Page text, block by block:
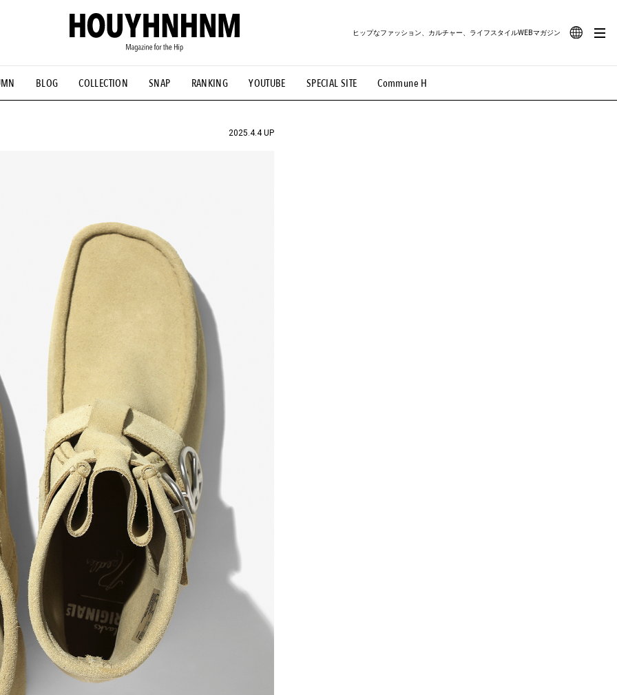
BLOG COLLECTION SNAP RANKING YOUTUBE SPECIAL SITE Commune H
ヒップなファッション、カルチャー、ライフスタイルWEBマガジン
#古着サミット #NEW VINTAGE #マイナーグッド図鑑 #路地裏てぃーん。 #MONTHLY JOURNAL
#FOCUS IT #AH.H #ととけん #FASHION #MUSIC #MOVIE #LIFESTYLE #SNEAKER #OUTDOOR
2025.4.4 UP